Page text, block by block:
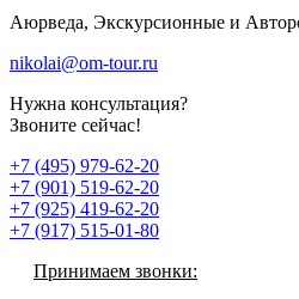
Аюрведа, Экскурсионные и
nikolai@om-tour.ru
Нужна консультация?
Звоните сейчас!
+7 (495) 979-62-20
+7 (901) 519-62-20
+7 (925) 419-62-20
+7 (917) 515-01-80
Принимаем звонки: